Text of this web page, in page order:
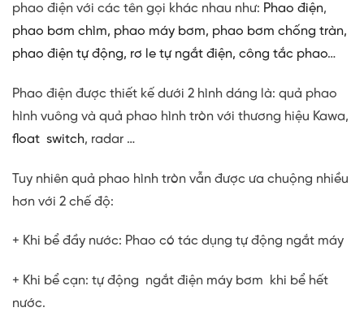
phao điện với các tên gọi khác nhau như: Phao điện,
phao bơm chìm, phao máy bơm, phao bơm chống tràn,
phao điện tự động, rơ le tự ngắt điện, công tắc phao…
Phao điện được thiết kế dưới 2 hình dáng là: quả phao
hình vuông và quả phao hình tròn với thương hiệu Kawa,
float switch, radar …
Tuy nhiên quả phao hình tròn vẫn được ưa chuộng nhiều
hơn với 2 chế độ:
+ Khi bể đầy nước: Phao có tác dụng tự động ngắt máy
+ Khi bể cạn: tự động ngắt điện máy bơm khi bể hết
nước.